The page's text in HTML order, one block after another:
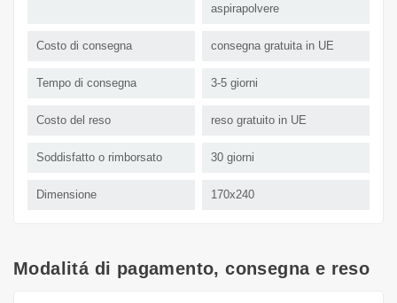
aspirapolvere
Costo di consegna consegna gratuita in UE
Tempo di consegna 3-5 giorni
Costo del reso reso gratuito in UE
Soddisfatto o rimborsato 30 giorni
Dimensione 170x240
Modalitá di pagamento, consegna e reso